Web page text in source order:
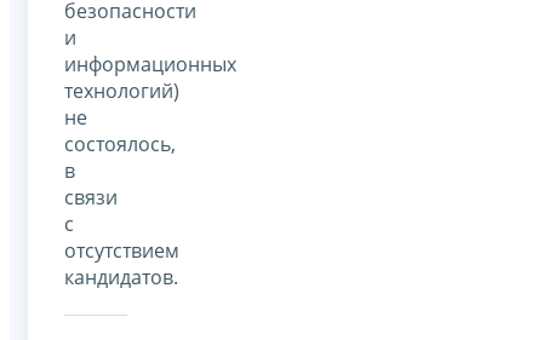
безопасности
и
информационных
технологий)
не
состоялось,
в
связи
с
отсутствием
кандидатов.